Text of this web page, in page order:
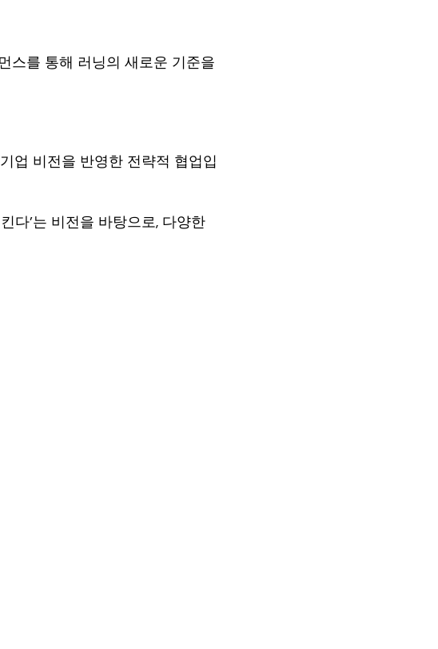
스를 통해 러닝의 새로운 기준을
업 비전을 반영한 전략적 협업입
다’는 비전을 바탕으로, 다양한